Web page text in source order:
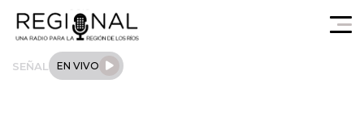
SEÑAL EN VIVO